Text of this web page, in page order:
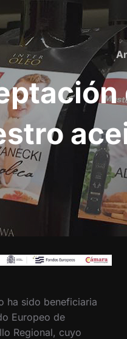
ha sido beneficiaria
Europeo de
Regional, cuyo